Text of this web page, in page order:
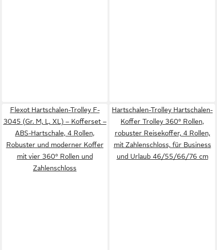
Flexot Hartschalen-Trolley F-
3045 (Gr. M, L, XL) – Kofferset –
ABS-Hartschale, 4 Rollen,
Robuster und moderner Koffer
mit vier 360° Rollen und
Zahlenschloss
Hartschalen-Trolley Hartschalen-
Koffer Trolley 360° Rollen,
robuster Reisekoffer, 4 Rollen,
mit Zahlenschloss, für Business
und Urlaub 46/55/66/76 cm